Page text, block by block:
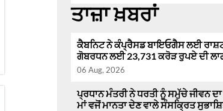
ਤਾਜ਼ਾ ਖ਼ਬਰਾਂ
ਕੈਬਨਿਟ ਨੇ ਕੰਪ੍ਰੈਸਡ ਬਾਇਓਗੈਸ ਲਈ
ਗੋਬਰਧਨ ਲਈ 23,731 ਕਰੋੜ ਰੁਪਏ ਦੀ
06 Aug, 2026
ਪ੍ਰਧਾਨ ਮੰਤਰੀ ਨੇ ਧਰਤੀ ਨੂੰ ਸਮੁੱਚੇ ਜੀਵਨ
ਮਾਂ ਵਜੋਂ ਮਾਨਤਾ ਦੇਣ ਵਾਲੇ ਸੰਸਕ੍ਰਿਤ